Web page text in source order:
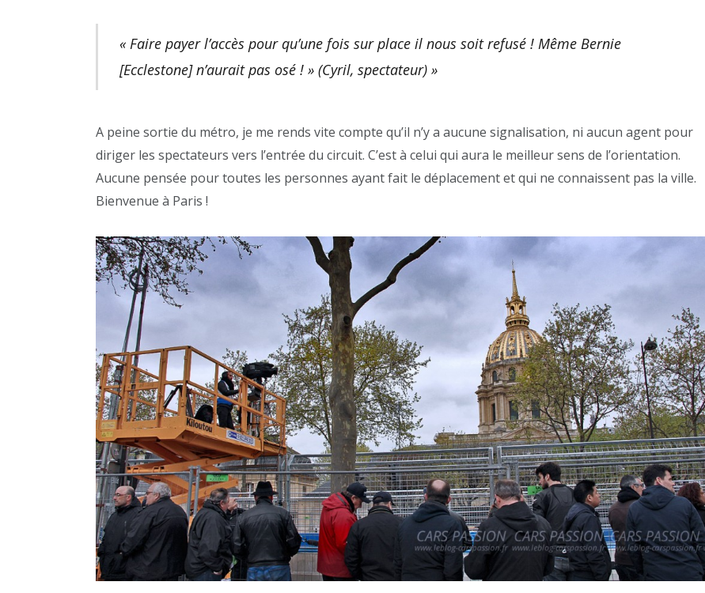
« Faire payer l’accès pour qu’une fois sur place il nous soit refusé ! Même Bernie
[Ecclestone] n’aurait pas osé ! » (Cyril, spectateur) »
A peine sortie du métro, je me rends vite compte qu’il n’y a aucune signalisation, ni aucun agent pour
diriger les spectateurs vers l’entrée du circuit. C’est à celui qui aura le meilleur sens de l’orientation.
Aucune pensée pour toutes les personnes ayant fait le déplacement et qui ne connaissent pas la ville.
Bienvenue à Paris !